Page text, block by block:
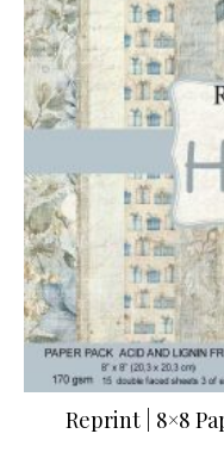
Reprint | 8×8